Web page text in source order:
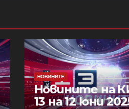
НОВИНИТЕ
Новините на
13 на 12 юни